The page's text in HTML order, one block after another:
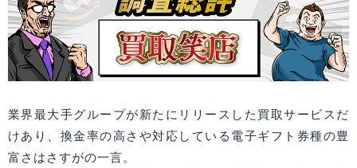
業界最大手グループが新たにリリースした買取サービスだ
けあり、換金率の高さや対応している電子ギフト券種の豊
富さはさすがの一言。